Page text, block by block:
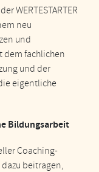
WERTESTARTER
neu
und
dem fachlichen
und der
eigentliche
Bildungsarbeit
Coaching-
dazu beitragen,